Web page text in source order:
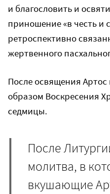
и благословить и
приношение «в честь и
ретроспективно
жертвенного
После освящения Артос
образом Воскресения
седмицы.
После
молитва, в
вкушающие